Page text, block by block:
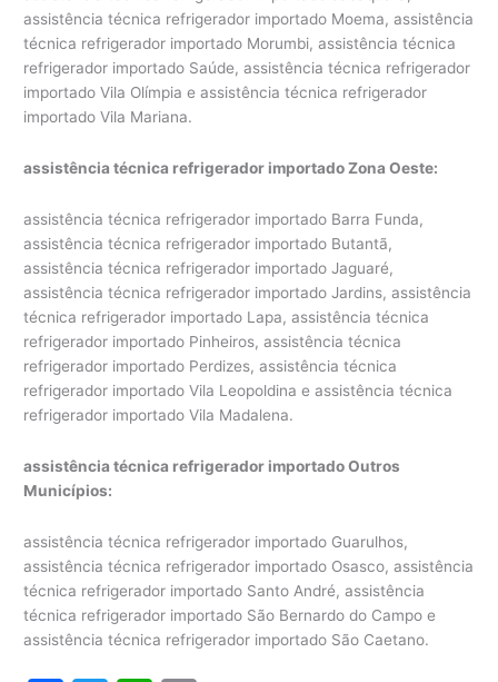
assistência técnica refrigerador importado Moema, assistência
técnica refrigerador importado Morumbi, assistência técnica
refrigerador importado Saúde, assistência técnica refrigerador
importado Vila Olímpia e assistência técnica refrigerador
importado Vila Mariana.
assistência técnica refrigerador importado Zona Oeste:
assistência técnica refrigerador importado Barra Funda,
assistência técnica refrigerador importado Butantã,
assistência técnica refrigerador importado Jaguaré,
assistência técnica refrigerador importado Jardins, assistência
técnica refrigerador importado Lapa, assistência técnica
refrigerador importado Pinheiros, assistência técnica
refrigerador importado Perdizes, assistência técnica
refrigerador importado Vila Leopoldina e assistência técnica
refrigerador importado Vila Madalena.
assistência técnica refrigerador importado Outros
Municípios:
assistência técnica refrigerador importado Guarulhos,
assistência técnica refrigerador importado Osasco, assistência
técnica refrigerador importado Santo André, assistência
técnica refrigerador importado São Bernardo do Campo e
assistência técnica refrigerador importado São Caetano.